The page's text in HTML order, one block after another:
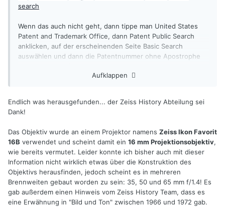
search
Wenn das auch nicht geht, dann tippe man United States
Patent and Trademark Office, dann Patent Public Search
anklicken, auf der erscheinenden Seite Basic Search
auswählen und dann die Patentnummer ohne Apostrophe
Aufklappen
Endlich was herausgefunden... der Zeiss History Abteilung sei
Dank!
Das Objektiv wurde an einem Projektor namens Zeiss Ikon Favorit
16B verwendet und scheint damit ein 16 mm Projektionsobjektiv,
wie bereits vermutet. Leider konnte ich bisher auch mit dieser
Information nicht wirklich etwas über die Konstruktion des
Objektivs herausfinden, jedoch scheint es in mehreren
Brennweiten gebaut worden zu sein: 35, 50 und 65 mm f/1.4! Es
gab außerdem einen Hinweis vom Zeiss History Team, dass es
eine Erwähnung in "Bild und Ton" zwischen 1966 und 1972 gab.